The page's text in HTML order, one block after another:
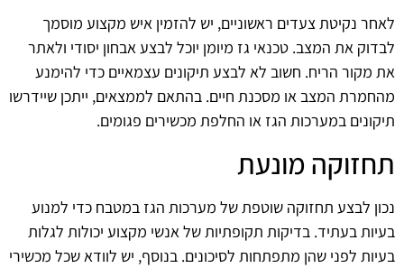
לאחר נקיטת צעדים ראשוניים, יש להזמין איש מקצוע מוסמך
לבדוק את המצב. טכנאי גז מיומן יוכל לבצע אבחון יסודי ולאתר
את מקור הריח. חשוב לא לבצע תיקונים עצמאיים כדי להימנע
מהחמרת המצב או מסכנת חיים. בהתאם לממצאים, ייתכן שיידרשו
תיקונים במערכות הגז או החלפת מכשירים פגומים.
תחזוקה מונעת
נכון לבצע תחזוקה שוטפת של מערכות הגז במטבח כדי למנוע
בעיות בעתיד. בדיקות תקופתיות של אנשי מקצוע יכולות לגלות
בעיות לפני שהן מתפתחות לסיכונים. בנוסף, יש לוודא שכל מכשירי